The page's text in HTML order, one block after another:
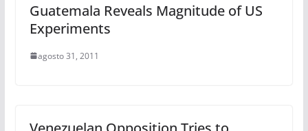
Guatemala Reveals Magnitude of US
Experiments
agosto 31, 2011